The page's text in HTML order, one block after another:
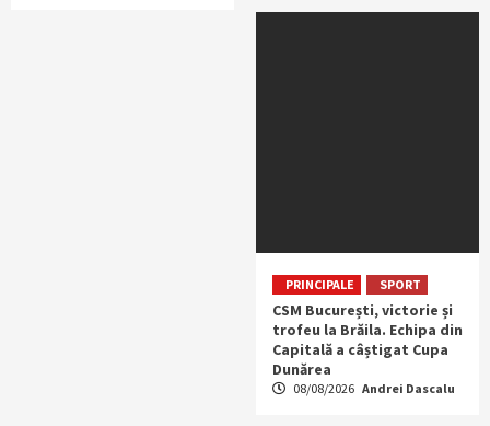
PRINCIPALE SPORT
CSM București, victorie și
trofeu la Brăila. Echipa din
Capitală a câștigat Cupa
Dunărea
08/08/2026 Andrei Dascalu